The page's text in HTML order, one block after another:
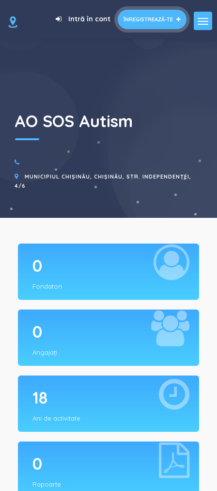
ÎNREGISTREAZĂ-TE
Intră în cont
AO SOS Autism
MUNICIPIUL CHIȘINĂU, CHIȘINĂU, STR. INDEPENDENȚEI,
4/6
0
Fondatori
0
Angajați
18
Ani de activitate
0
Rapoarte